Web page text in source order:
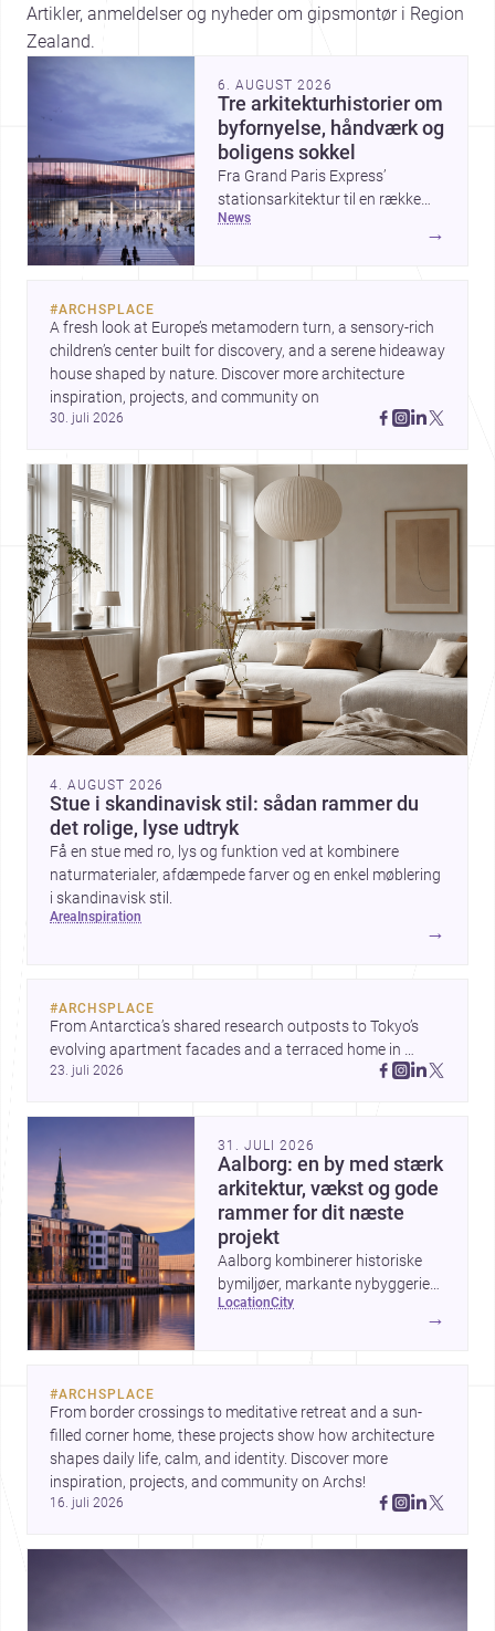
Artikler, anmeldelser og nyheder om gipsmontør i Region
Zealand.
6. AUGUST 2026
Tre arkitekturhistorier om
byfornyelse, håndværk og
boligens sokkel
Fra Grand Paris Express’
stationsarkitektur til en række
projekter, der undersøger
Samtidig peger The Plinth House
/ Cambra Buró på, hvordan et
klart greb om fundament,
proportion og materialitet kan
give et hjem stærk karakter.
news
→
#ARCHSPLACE
A fresh look at Europe’s metamodern turn, a sensory-rich
children’s center built for discovery, and a serene hideaway
house shaped by nature. Discover more architecture
30. juli 2026
4. AUGUST 2026
Stue i skandinavisk stil: sådan rammer du
det rolige, lyse udtryk
Få en stue med ro, lys og funktion ved at kombinere
naturmaterialer, afdæmpede farver og en enkel møblering
i skandinavisk stil.
area inspiration
→
#ARCHSPLACE
From Antarctica’s shared research outposts to Tokyo’s
evolving apartment facades and a terraced home in
Amman, these projects show how architecture adapts to
23. juli 2026
31. JULI 2026
Aalborg: en by med stærk
arkitektur, vækst og gode
rammer for dit næste
projekt
Aalborg kombinerer historiske
bymiljøer, markante nybyggerier
og en aktiv udvikling ved
location city
→
#ARCHSPLACE
From border crossings to meditative retreat and a sun-
filled corner home, these projects show how architecture
shapes daily life, calm, and identity. Discover more
inspiration, projects, and community on Archs!
16. juli 2026